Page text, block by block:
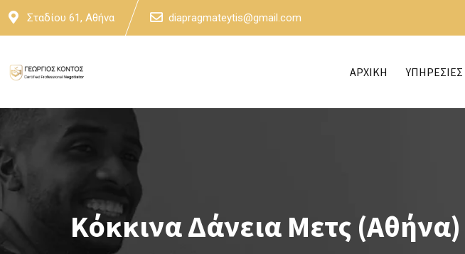
Skip
Σταδίου 61, Αθήνα diapragmateytis@gmail.com
ΑΡΧΙΚΗ ΥΠΗΡΕΣΙΕΣ
Κόκκινα Δάνεια Μετς (Αθήνα)